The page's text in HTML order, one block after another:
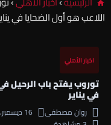
اللاعب هو أول الضحايا في
اخبار الأهلي
توروب يفتح باب الرحيل
في يناير
روان مصطفى 16 ديسمبر، 2025